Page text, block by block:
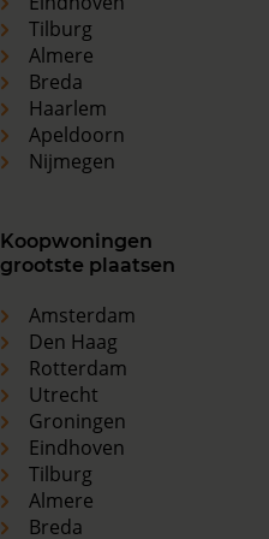
Tilburg
Almere
Breda
Haarlem
Apeldoorn
Nijmegen
Koopwoningen
grootste plaatsen
Amsterdam
Den Haag
Rotterdam
Utrecht
Groningen
Eindhoven
Tilburg
Almere
Breda